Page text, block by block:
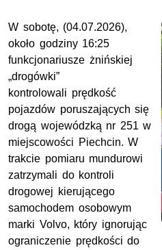
W sobotę, (04.07.2026),
około godziny 16:25
funkcjonariusze żnińskiej
„drogówki”
kontrolowali prędkość
pojazdów poruszających się
drogą wojewódzką nr 251 w
miejscowości Piechcin. W
trakcie pomiaru mundurowi
zatrzymali do kontroli
drogowej kierującego
samochodem osobowym
marki Volvo, który ignorując
ograniczenie prędkości do